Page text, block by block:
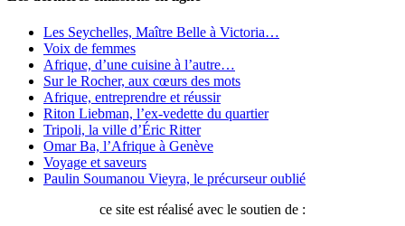
Les Seychelles, Maître Belle à Victoria…
Voix de femmes
Afrique, d’une cuisine à l’autre…
Sur le Rocher, aux cœurs des mots
Afrique, entreprendre et réussir
Riton Liebman, l’ex-vedette du quartier
Tripoli, la ville d’Éric Ritter
Omar Ba, l’Afrique à Genève
Voyage et saveurs
Paulin Soumanou Vieyra, le précurseur oublié
ce site est réalisé avec le soutien de :